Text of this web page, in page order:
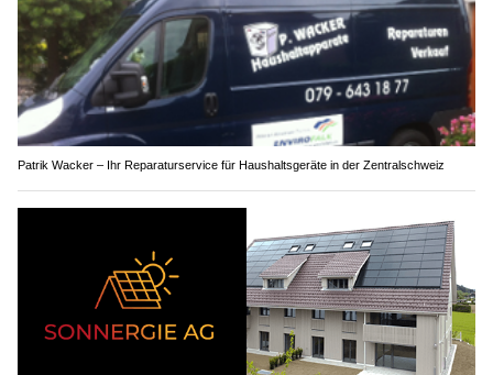
Patrik Wacker – Ihr Reparaturservice für Haushaltsgeräte in der Zentralschweiz